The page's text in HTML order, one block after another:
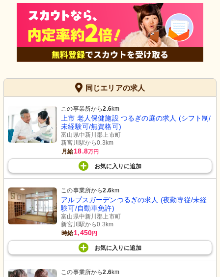
同じエリアの求人
この事業所から2.6km
上市 老人保健施設 つるぎの庭の求人 (シフト制/
未経験可/無資格可)
富山県中新川郡上市町
新宮川駅から0.3km
月給18.8万円
お気に入り に追加
この事業所から2.6km
アルプスガーデンつるぎの求人 (夜勤専従/未経
験可/自動車免許)
富山県中新川郡上市町
新宮川駅から0.3km
時給1,450円
お気に入り に追加
この事業所から2.6km